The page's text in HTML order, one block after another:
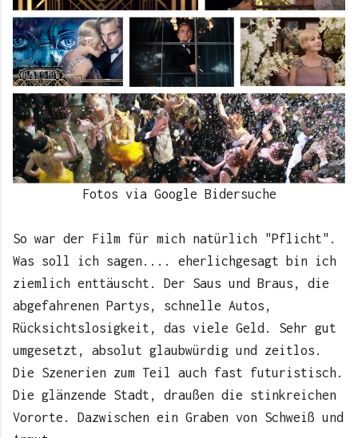
Fotos via Google Bidersuche
So war der Film für mich natürlich "Pflicht".
Was soll ich sagen.... eherlichgesagt bin ich
ziemlich enttäuscht. Der Saus und Braus, die
abgefahrenen Partys, schnelle Autos,
Rücksichtslosigkeit, das viele Geld. Sehr gut
umgesetzt, absolut glaubwürdig und zeitlos.
Die Szenerien zum Teil auch fast futuristisch.
Die glänzende Stadt, draußen die stinkreichen
Vororte. Dazwischen ein Graben von Schweiß und